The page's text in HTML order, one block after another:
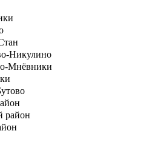
Никулино
Мнёвники
район